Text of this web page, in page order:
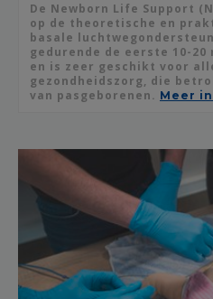
De Newborn Life Support
op de theoretische en
basale
gedurende de eerste 10-
en is zeer geschikt voor
gezondheidszorg, die
van pasgeborenen. Meer